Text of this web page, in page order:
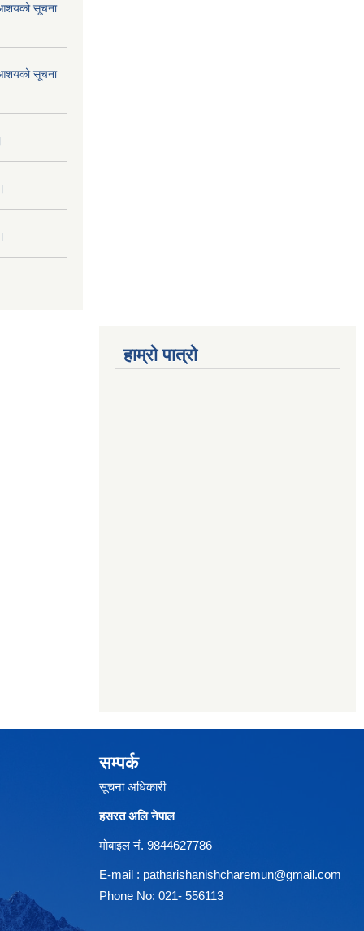
आशयको सूचना
आशयको सूचना
हाम्रो पात्रो
सम्पर्क
सूचना अधिकारी
हसरत अलि नेपाल
मोबाइल नं. 9844627786
E-mail : patharishanishcharemun@gmail.com
Phone No: 021- 556113